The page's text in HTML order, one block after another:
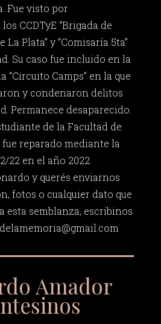
Fue visto por
CCDTyE “Brigada de
Plata” y “Comisaría 5ta”
Su caso fue incluido en la
“Circuito Camps” en la que
y condenaron delitos
Permanece desaparecido.
de la Facultad de
reparado mediante la
22 en el año 2022.
y querés enviarnos
fotos o cualquier dato que
esta semblanza, escribinos
Amador